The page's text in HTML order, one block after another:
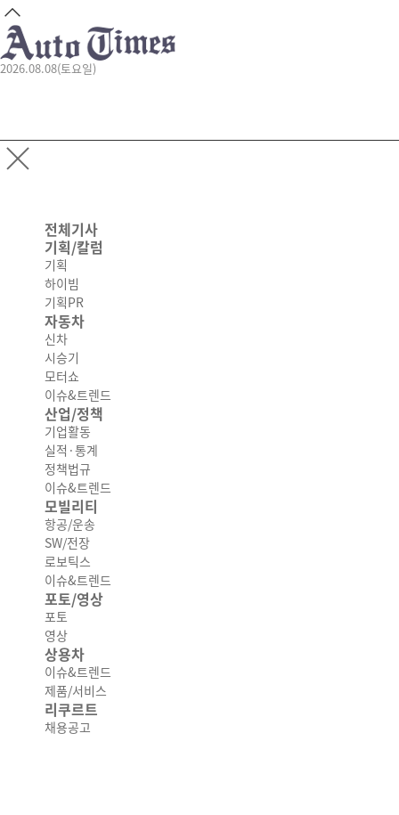
2026.08.08(토요일)
전체기사
기획/칼럼
기획
하이빔
기획PR
자동차
신차
시승기
모터쇼
이슈&트렌드
산업/정책
기업활동
실적·통계
정책법규
이슈&트렌드
모빌리티
항공/운송
SW/전장
로보틱스
이슈&트렌드
포토/영상
포토
영상
상용차
이슈&트렌드
제품/서비스
리쿠르트
채용공고